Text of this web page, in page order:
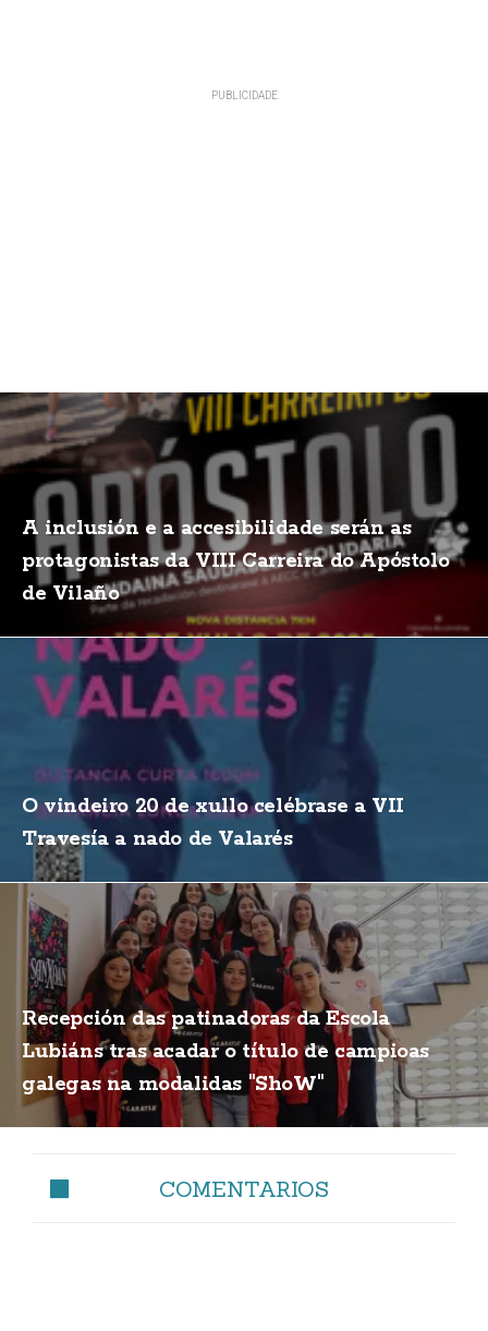
A inclusión e a accesibilidade serán as
protagonistas da VIII Carreira do Apóstolo
de Vilaño
O vindeiro 20 de xullo celébrase a VII
Travesía a nado de Valarés
Recepción das patinadoras da Escola
Lubiáns tras acadar o título de campioas
galegas na modalidas "ShoW"
COMENTARIOS